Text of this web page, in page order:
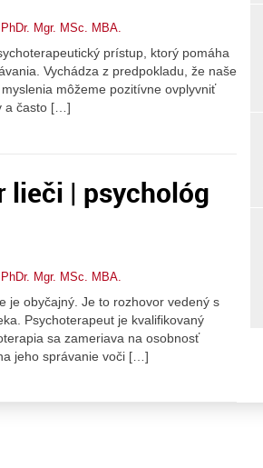
Mgr. MSc. MBA.
prístup, ktorý pomáha
Vychádza z predpokladu, že naše
môžeme pozitívne ovplyvniť
a často […]
lieči | psychológ
Mgr. MSc. MBA.
je obyčajný. Je to rozhovor vedený s
Psychoterapeut je kvalifikovaný
sa zameriava na osobnosť
jeho správanie voči […]